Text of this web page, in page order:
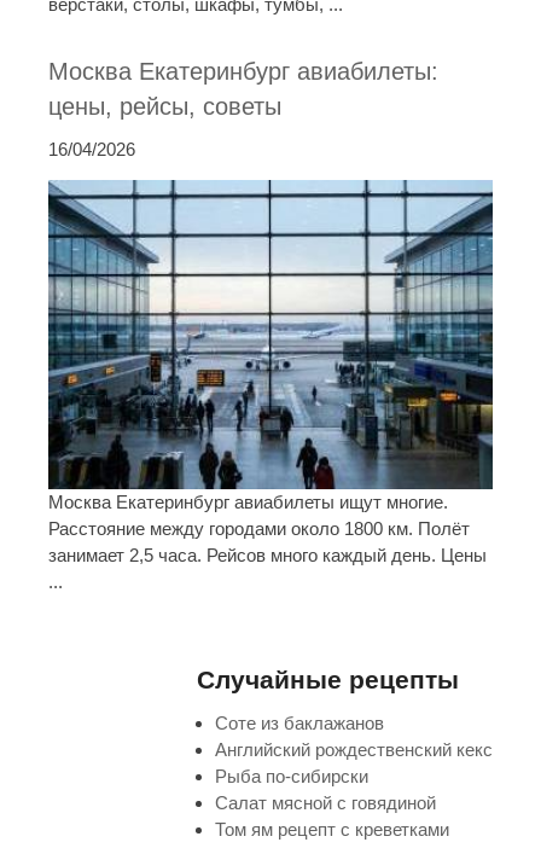
верстаки, столы, шкафы, тумбы, ...
Москва Екатеринбург авиабилеты:
цены, рейсы, советы
16/04/2026
Москва Екатеринбург авиабилеты ищут многие.
Расстояние между городами около 1800 км. Полёт
занимает 2,5 часа. Рейсов много каждый день. Цены
...
Случайные рецепты
Соте из баклажанов
Английский рождественский кекс
Рыба по-сибирски
Салат мясной с говядиной
Том ям рецепт с креветками